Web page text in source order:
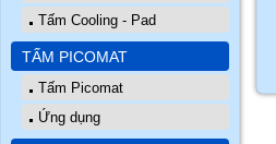
Tấm Cooling - Pad
TẤM PICOMAT
Tấm Picomat
Ứng dụng